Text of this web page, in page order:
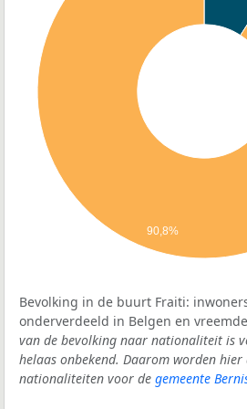
90,8%
Bevolking in de buurt Fraiti:
onderverdeeld in Belgen en
van de bevolking naar nationaliteit is
helaas onbekend. Daarom worden
nationaliteiten voor de gemeente